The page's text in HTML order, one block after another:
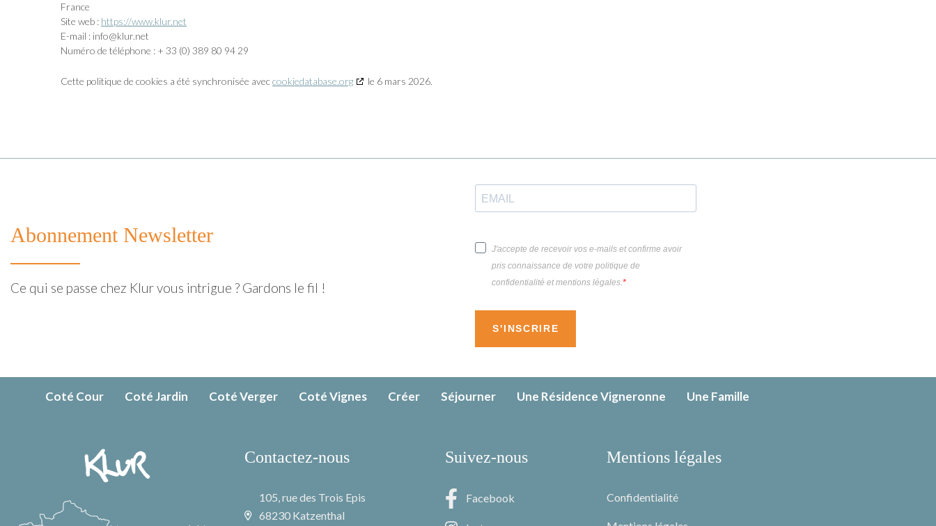
France
Site web : https://www.klur.net
E-mail : info@klur.net
Numéro de téléphone : + 33 (0) 389 80 94 29
Cette politique de cookies a été synchronisée aveccookiedatabase.org le 6 mars 2026.
Abonnement Newsletter
Ce qui se passe chez Klur vous intrigue ? Gardons le fil !
J'accepte de recevoir vos e-mails et confirme avoir
pris connaissance de votre politique de
confidentialité et mentions légales.
S'INSCRIRE
Coté Cour Coté Jardin Coté Verger Coté Vignes Créer Séjourner Une Résidence Vigneronne Une Famille
Contactez-nous
105, rue des Trois Epis
68230 Katzenthal
Suivez-nous
Facebook
Mentions légales
Confidentialité